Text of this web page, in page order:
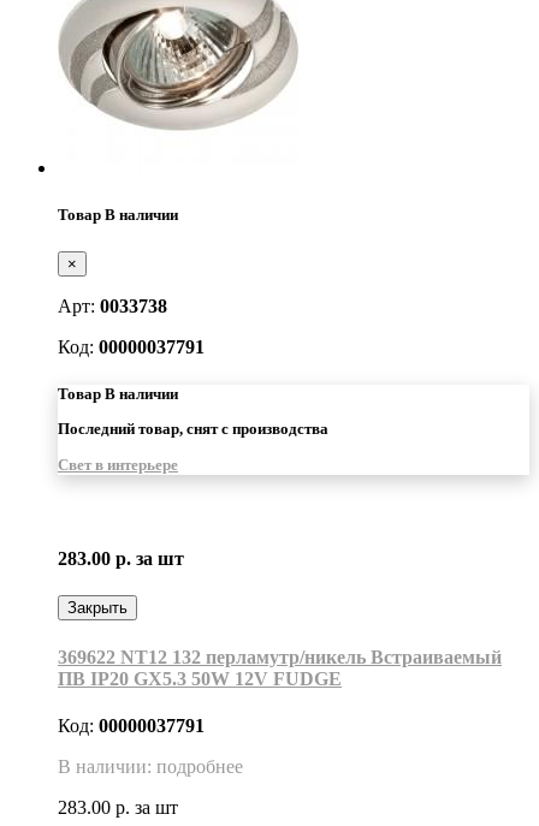
Товар В наличии
×
Арт: 0033738
Код: 00000037791
Товар В наличии
Последний товар, снят с производства
Свет в интерьере
283.00 р. за шт
Закрыть
369622 NT12 132 перламутр/никель Встраиваемый
ПВ IP20 GX5.3 50W 12V FUDGE
Код: 00000037791
В наличии: подробнее
283.00 р. за шт